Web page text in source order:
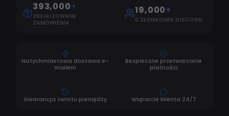
393,000+
ZREALIZOWANE
ZAMÓWIENIA
19,000+
CZŁONKOWIE DISCORD
Natychmiastowa dostawa e-
mailem
Bezpieczne przetwarzanie
płatności
Gwarancja zwrotu pieniędzy Wsparcie klienta 24/7